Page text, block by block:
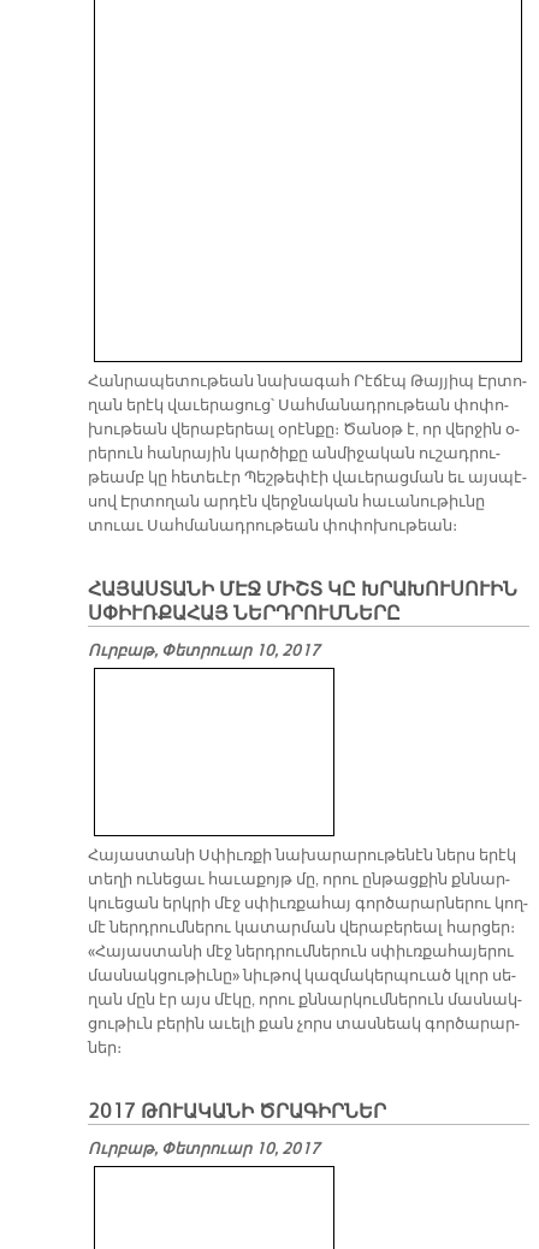
Հան­րա­պե­տու­թեան նա­խա­գահ Րէ­ճէպ Թայ­յիպ Էր­տո­
ղան ե­րէկ վա­ւե­րա­ցուց՝ Սահ­մա­նադ­րու­թեան փո­փո­
խու­թեան վե­րա­բե­րեալ օ­րէն­քը։ Ծա­նօթ է, որ վեր­ջին օ­
րե­րուն հան­րա­յին կար­ծի­քը ան­մի­ջա­կան ու­շադ­րու­
թեամբ կը հե­տե­ւէր Պեշ­թե­փէի վա­ւե­րաց­ման եւ այս­պէ­
սով Էր­տո­ղան ար­դէն վերջ­նա­կան հա­ւա­նու­թիւ­նը
տուաւ Սահ­մա­նադ­րու­թեան փո­փո­խու­թեան։
ՀԱՅԱՍՏԱՆԻ ՄԷՋ ՄԻՇՏ ԿԸ ԽՐԱԽՈՒՍՈՒԻՆ
ՍՓԻՒՌՔԱՀԱՅ ՆԵՐԴՐՈՒՄՆԵՐԸ
Ուրբաթ, Փետրուար 10, 2017
Հա­յաս­տա­նի Սփիւռ­քի նա­խա­րա­րու­թե­նէն ներս ե­րէկ
տե­ղի ու­նե­ցաւ հա­ւա­քոյթ մը, ո­րու ըն­թաց­քին քննար­
կուե­ցան երկ­րի մէջ սփիւռ­քա­հայ գոր­ծա­րար­նե­րու կող­
մէ ներդ­րում­նե­րու կա­տար­ման վե­րա­բե­րեալ հար­ցեր։
«Հա­յաս­տա­նի մէջ ներդ­րում­նե­րուն սփիւռ­քա­հա­յե­րու
մաս­նակ­ցու­թիւ­նը» նիւ­թով կազ­մա­կեր­պուած կլոր սե­
ղան մըն էր այս մէ­կը, ո­րու քննար­կում­նե­րուն մաս­նակ­
ցու­թիւն բե­րին ա­ւե­լի քան չորս տաս­նեակ գոր­ծա­րար­
ներ։
2017 ԹՈՒԱԿԱՆԻ ԾՐԱԳԻՐՆԵՐ
Ուրբաթ, Փետրուար 10, 2017